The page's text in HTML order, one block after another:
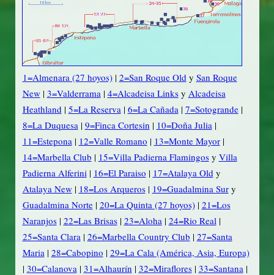
1=Almenara (27 hoyos)| 2=San Roque Old y San Roque
New| 3=Valderrama | 4=Alcadeisa Linksy Alcadeisa
Heathland | 5=La Reserva | 6=La Cañada | 7=Sotogrande|
8=La Duquesa | 9=Finca Cortesin | 10=Doña Julia |
11=Estepona | 12=Valle Romano | 13=Monte Mayor|
14=Marbella Club | 15=Villa Padierna Flamingosy Villa
Padierna Alferini | 16=El Paraiso | 17=Atalaya Old y
Atalaya New| 18=Los Arqueros| 19=Guadalmina Sury
Guadalmina Norte| 20=La Quinta (27 hoyos)| 21=Los
Naranjos| 22=Las Brisas| 23=Aloha | 24=Rio Real |
25=Santa Clara | 26=Marbella Country Club | 27=Santa
Maria | 28=Cabopino | 29=La Cala (América, Asia, Europa)
| 30=Calanova | 31=Alhaurín | 32=Miraflores| 33=Santana |